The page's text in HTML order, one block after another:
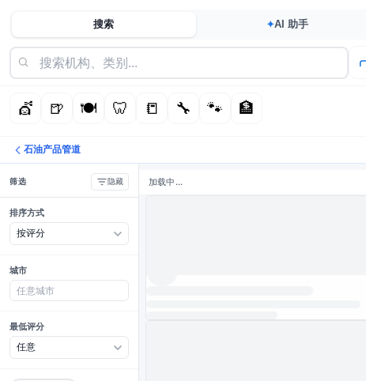
搜索 ✦AI 助手
💇 🍺 🍽️ 🦷 📒 🔧 🐾 🏦
石油产品管道
筛选 隐藏
排序方式
城市
最低评分
加载中...